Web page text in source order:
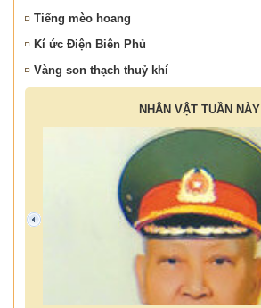
Tiếng mèo hoang
Kí ức Điện Biên Phủ
Vàng son thạch thuỷ khí
NHÂN VẬT TUẦN NÀY
prev